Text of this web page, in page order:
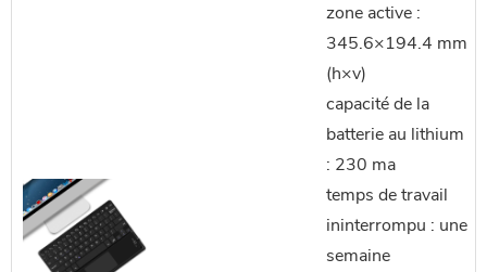
zone active :
345.6×194.4 mm
(h×v)
capacité de la
batterie au lithium
: 230 ma
temps de travail
ininterrompu : une
semaine